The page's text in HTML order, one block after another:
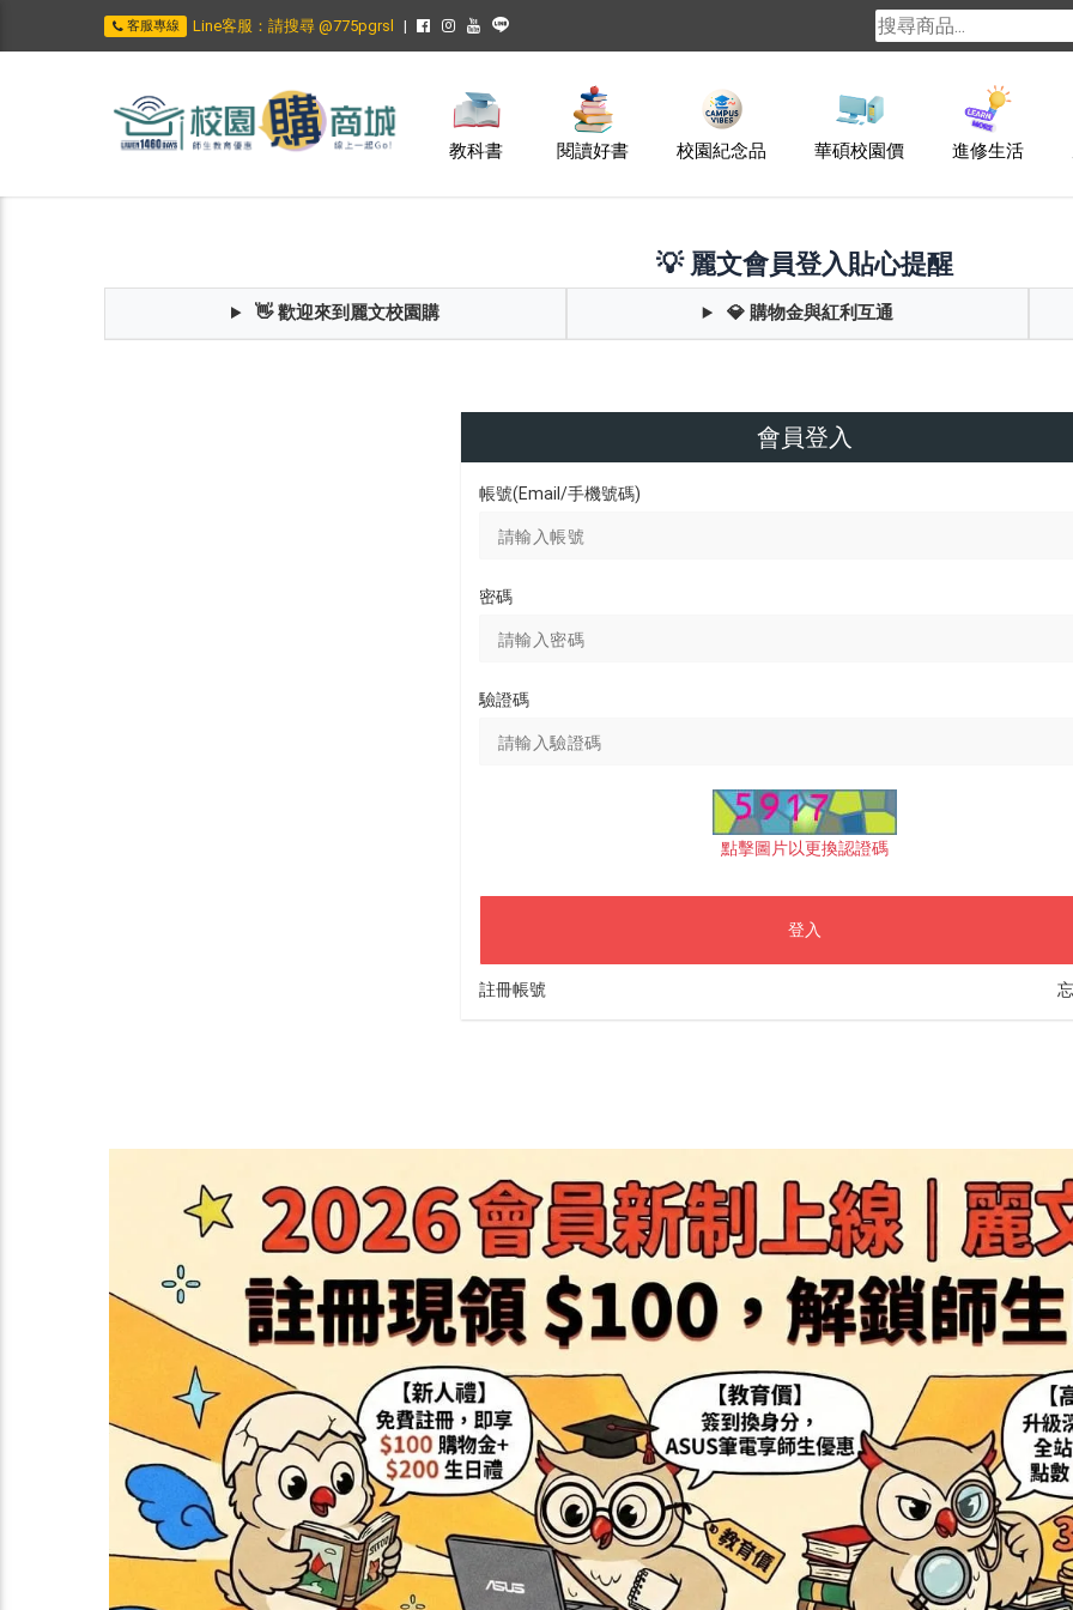
客服專線 Line客服：請搜尋 @775pgrsl
教科書 閱讀好書 校園紀念品 華碩校園價 進修生活
💡 麗文會員登入貼心提醒
👋 歡迎來到麗文校園購 💎 購物金與紅利互通
會員登入
帳號(Email/手機號碼)
密碼
驗證碼
點擊圖片以更換認證碼
登入
註冊帳號